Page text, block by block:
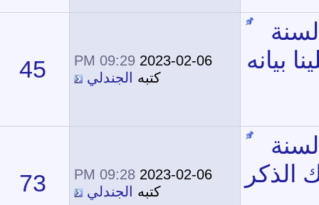
2023-02-06
09:29 PM
45
134,482
2023-02-06
09:28 PM
كتبه
73
195,772